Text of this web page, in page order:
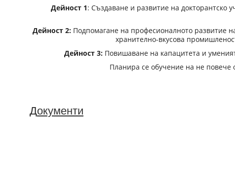
Дейност 1: Създаване и развитие на докторантско
Дейност 2: Подпомагане на професионалното развитие
хранително-вкусова
Дейност 3: Повишаване на капацитета и
Планира се обучение на не повече
Документи